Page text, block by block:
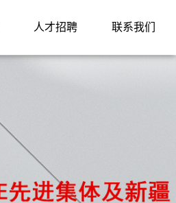
人才招聘 联系我们